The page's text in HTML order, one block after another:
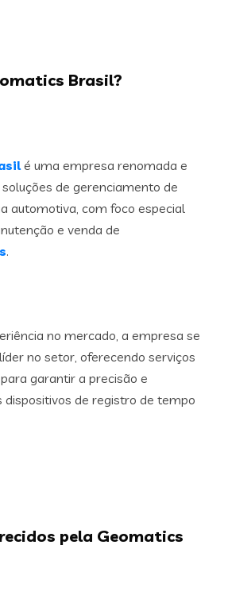
Brasil?
é uma empresa renomada e
de gerenciamento de
automotiva, com foco especial
e venda de
.
no mercado, a empresa se
no setor, oferecendo serviços
garantir a precisão e
dispositivos de registro de tempo
pela Geomatics